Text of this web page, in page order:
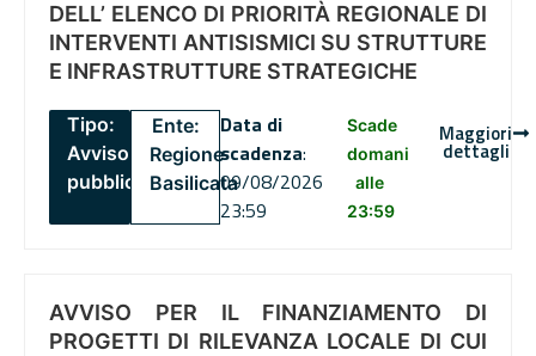
DELL’ ELENCO DI PRIORITÀ REGIONALE DI
INTERVENTI ANTISISMICI SU STRUTTURE
E INFRASTRUTTURE STRATEGICHE
Tipo:
Avviso
pubblico
Ente:
Regione
Basilicata
Data di
scadenza:
09/08/2026
23:59
Scade
domani
alle
23:59
Maggiori
dettagli
AVVISO PER IL FINANZIAMENTO DI
PROGETTI DI RILEVANZA LOCALE DI CUI